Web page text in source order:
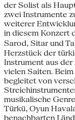
der Solist als
zwei Instrumente
weiterer
in diesem Konzert
Sarod, Sitar und
Herzstück der
Instrument aus
vielen Saiten.
begleitet von
musikalische
Türkü, Oyun
benachbarten